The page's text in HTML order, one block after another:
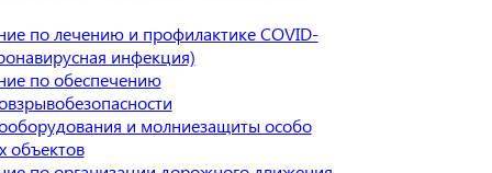
по лечению и профилактике COVID-
инфекция)
по обеспечению
и молниезащиты особо
объектов